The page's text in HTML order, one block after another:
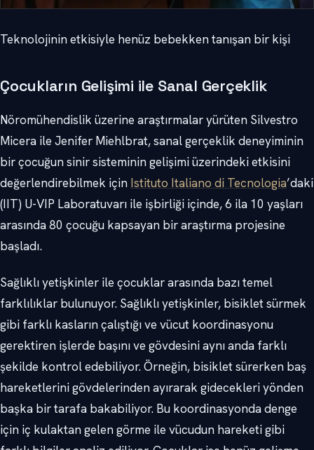
Teknolojinin etkisiyle henüz bebekken tanışan bir kişi
Çocukların Gelişimi ile Sanal Gerçeklik
Nöromühendislik üzerine araştırmalar yürüten Silvestro
Micera ile Jenifer Miehlbrat, sanal gerçeklik deneyiminin
bir çocuğun sinir sisteminin gelişimi üzerindeki etkisini
değerlendirebilmek için Istituto Italiano di Tecnologia’daki
(IIT) U-VIP Laboratuvarı ile işbirliği içinde, 6 ila 10 yaşları
arasında 80 çocuğu kapsayan bir araştırma projesine
başladı.
Sağlıklı yetişkinler ile çocuklar arasında bazı temel
farklılıklar bulunuyor. Sağlıklı yetişkinler, bisiklet sürmek
gibi farklı kasların çalıştığı ve vücut koordinasyonu
gerektiren işlerde başını ve gövdesini aynı anda farklı
şekilde kontrol edebiliyor. Örneğin, bisiklet sürerken baş
hareketlerini gövdelerinden ayırarak gidecekleri yönden
başka bir tarafa bakabiliyor. Bu koordinasyonda denge
için iç kulaktan gelen görme ile vücudun hareketi gibi